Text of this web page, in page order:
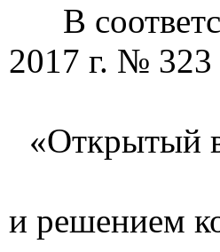
В
2017 г. № 323
«Открытый
и решением